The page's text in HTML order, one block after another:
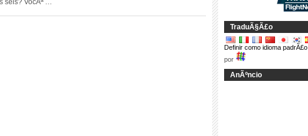
seis? VocÃª …
TraduÃ§Ã£o
Definir como idioma padrÃ£o
por
AnÃºncio